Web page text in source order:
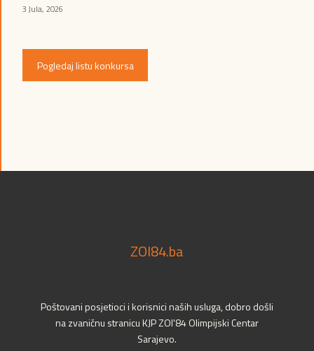
3 Jula, 2026
Pogledaj listu konkursa
ZOI84.ba
Poštovani posjetioci i korisnici naših usluga, dobro došli
na zvaničnu stranicu KJP ZOI'84 Olimpijski Centar
Sarajevo.